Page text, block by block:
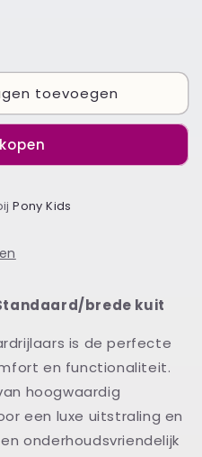
brede
toevoegen
Pony Kids
brede kuit
is de perfecte
en functionaliteit.
hoogwaardig
een luxe uitstraling en
onderhoudsvriendelijk